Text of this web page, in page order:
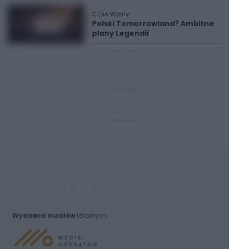
Czas Wolny
Polski Tomorrowland? Ambitne
plany Legendii
Wydawca mediówlokalnych